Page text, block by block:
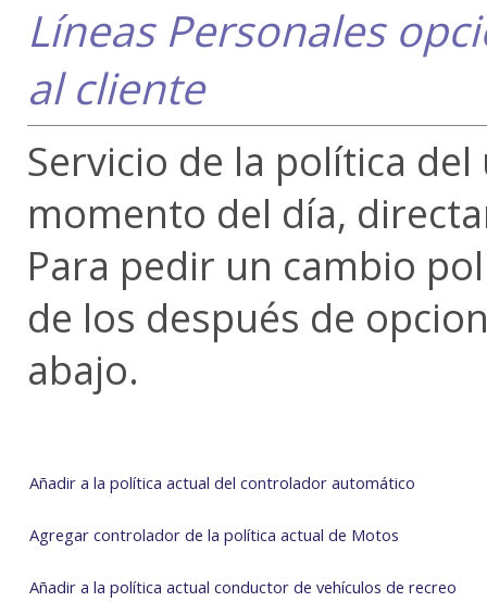
Líneas Personales
al cliente
Servicio de la política
momento del día,
Para pedir un cambio
de los después de
abajo.
Añadir a la política actual del controlador automático
Agregar controlador de la política actual de Motos
Añadir a la política actual conductor de vehículos de recreo